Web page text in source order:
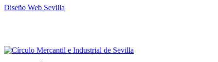
Diseño Web Sevilla